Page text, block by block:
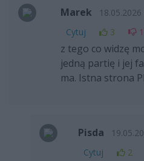
Marek 18.05.2026
Cytuj
3 1
z tego co widzę
jedną partię i jej
ma. Istna strona
Pisda
Cytuj
2